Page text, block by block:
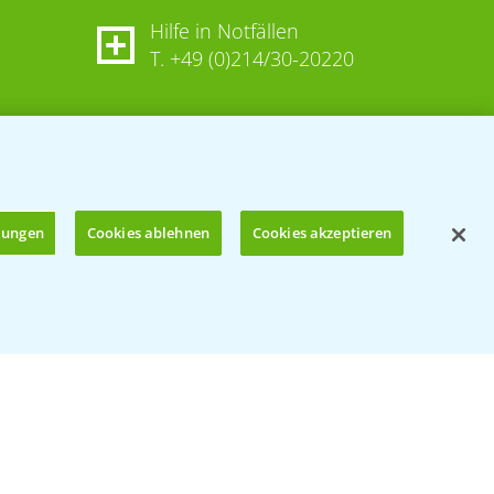
Hilfe in Notfällen
T. +49 (0)214/30-20220
Cookies ablehnen Cookies akzeptieren